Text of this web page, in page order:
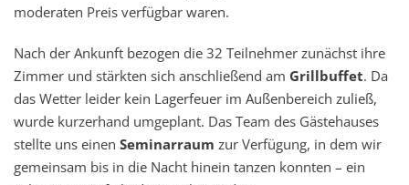
moderaten Preis verfügbar waren.
Nach der Ankunft bezogen die 32 Teilnehmer zunächst ihre
Zimmer und stärkten sich anschließend am Grillbuffet. Da
das Wetter leider kein Lagerfeuer im Außenbereich zuließ,
wurde kurzerhand umgeplant. Das Team des Gästehauses
stellte uns einen Seminarraum zur Verfügung, in dem wir
gemeinsam bis in die Nacht hinein tanzen konnten – ein